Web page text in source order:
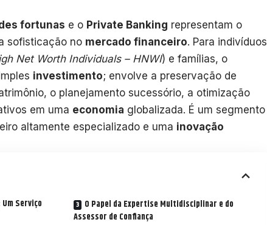
fortunas e o Private Banking representam o
sofisticação no mercado financeiro. Para indivíduos
Net Worth Individuals – HNWI) e famílias, o
investimento; envolve a preservação de
o planejamento sucessório, a otimização
em uma economia globalizada. É um segmento
altamente especializado e uma inovação
Serviço
O Papel da Expertise Multidisciplinar e do
Assessor de Confiança